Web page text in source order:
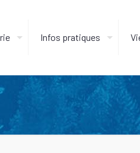
Infos pratiques